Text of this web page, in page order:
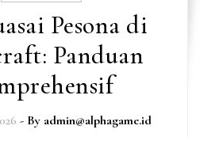
Pesona di
Panduan
- By admin@alphagame.id